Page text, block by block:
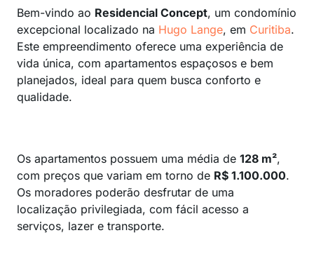
Bem-vindo ao Residencial Concept, um condomínio
excepcional localizado na Hugo Lange, em Curitiba.
Este empreendimento oferece uma experiência de
vida única, com apartamentos espaçosos e bem
planejados, ideal para quem busca conforto e
qualidade.
Os apartamentos possuem uma média de 128 m²,
com preços que variam em torno de R$ 1.100.000.
Os moradores poderão desfrutar de uma
localização privilegiada, com fácil acesso a
serviços, lazer e transporte.